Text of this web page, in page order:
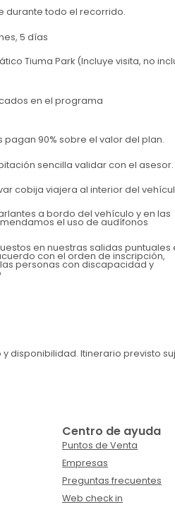
durante todo el recorrido.
5 días
Tiuma Park (Incluye visita, no
en el programa
pagan 90% sobre el valor del plan.
sencilla validar con el asesor.
cobija viajera al interior del
a bordo del vehículo y en las
el uso de audífonos
en nuestras salidas puntuales
con el orden de inscripción,
personas con discapacidad y
disponibilidad. Itinerario previsto
Centro de ayuda
Puntos de Venta
Empresas
Preguntas frecuentes
Web check in